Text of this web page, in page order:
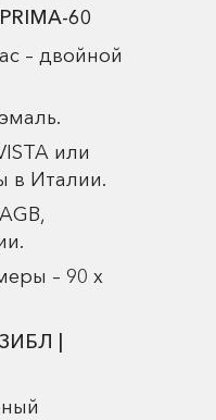
60
– двойной
или
в Италии.
– 90 х
|